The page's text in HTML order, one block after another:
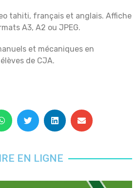
tahiti, français et anglais. Affiche
A3, A2 ou JPEG.
et mécaniques en
de CJA.
EN LIGNE